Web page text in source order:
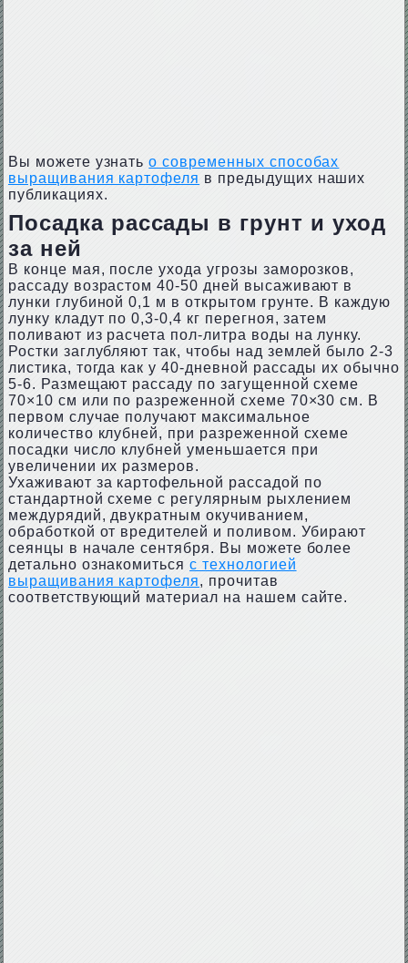
Вы можете узнатьо современных способах
выращивания картофеля в предыдущих наших
публикациях.
Посадка рассады в грунт и уход
за ней
В конце мая, после ухода угрозы заморозков,
рассаду возрастом 40-50 дней высаживают в
лунки глубиной 0,1 м в открытом грунте. В каждую
лунку кладут по 0,3-0,4 кг перегноя, затем
поливают из расчета пол-литра воды на лунку.
Ростки заглубляют так, чтобы над землей было 2-3
листика, тогда как у 40-дневной рассады их обычно
5-6. Размещают рассаду по загущенной схеме
70×10 см или по разреженной схеме 70×30 см. В
первом случае получают максимальное
количество клубней, при разреженной схеме
посадки число клубней уменьшается при
увеличении их размеров.
Ухаживают за картофельной рассадой по
стандартной схеме с регулярным рыхлением
междурядий, двукратным окучиванием,
обработкой от вредителей и поливом. Убирают
сеянцы в начале сентября. Вы можете более
детально ознакомитьсяс технологией
выращивания картофеля, прочитав
соответствующий материал на нашем сайте.